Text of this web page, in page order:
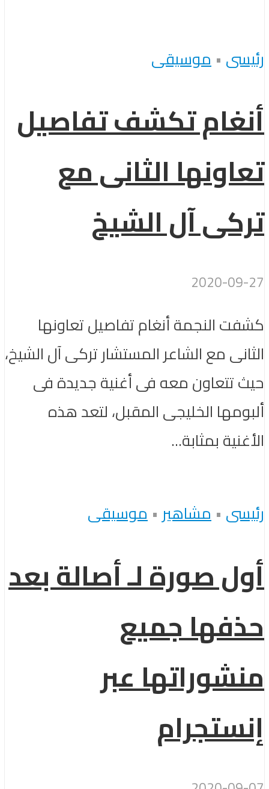
رئيسى •موسيقى
أنغام تكشف تفاصيل
تعاونها الثانى مع
تركى آل الشيخ
2020-09-27
كشفت النجمة أنغام تفاصيل تعاونها
الثانى مع الشاعر المستشار تركى آل الشيخ،
حيث تتعاون معه فى أغنية جديدة فى
ألبومها الخليجى المقبل، لتعد هذه
الأغنية بمثابة...
رئيسى •مشاهير•موسيقى
أول صورة لـ أصالة بعد
حذفها جميع
منشوراتها عبر
إنستجرام